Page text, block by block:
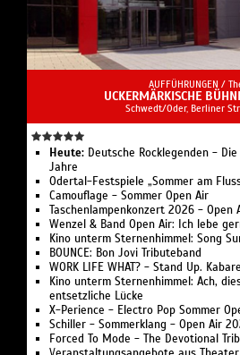
AUFFÜHRUNGEN /
UCKERMÄRKISCHE
Schwedt/Oder, Berliner
Heute: Deutsche Rocklegenden -
Jahre
Odertal-Festspiele „Sommer am
Camouflage - Sommer Open Air
Taschenlampenkonzert 2026 - Open
Wenzel & Band Open Air: Ich lebe
Kino unterm Sternenhimmel: Song
BOUNCE: Bon Jovi Tributeband
WORK LIFE WHAT? - Stand Up.
Kino unterm Sternenhimmel: Ach,
entsetzliche Lücke
X-Perience - Electro Pop Sommer
Schiller - Sommerklang - Open Air
Forced To Mode - The Devotional